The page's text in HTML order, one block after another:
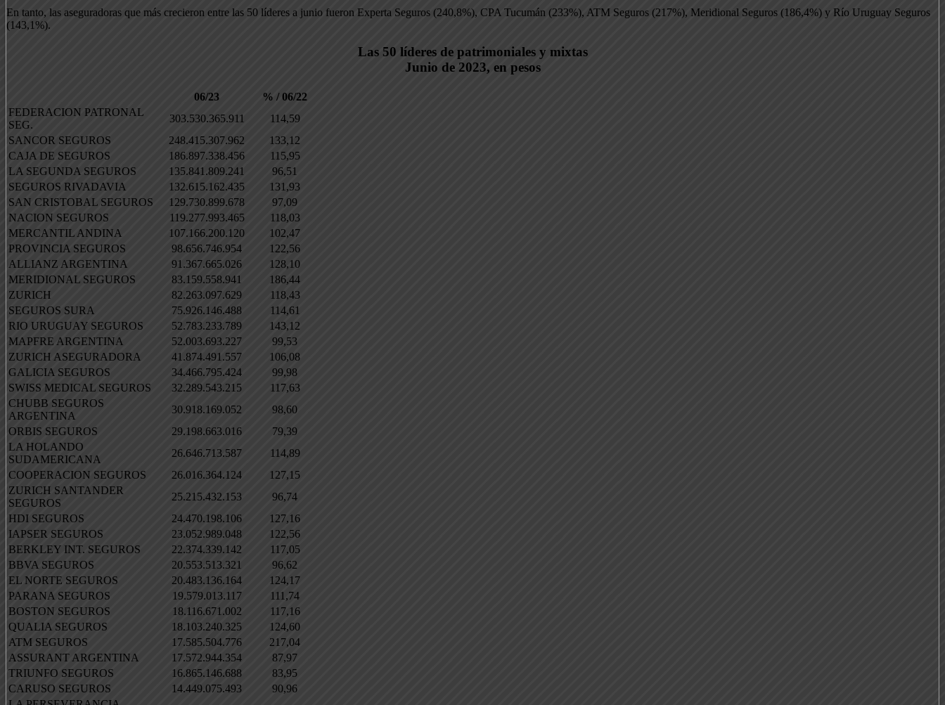
En tanto, las aseguradoras que más crecieron entre las 50 líderes a junio fueron Experta Seguros (240,8%), CPA Tucumán (233%), ATM Seguros (217%), Meridional Seguros (186,4%) y Río Uruguay Seguros
(143,1%).
Las 50 líderes de patrimoniales y mixtas
Junio de 2023, en pesos
06/23
% / 06/22
FEDERACION PATRONAL
SEG.
303.530.365.911
114,59
SANCOR SEGUROS
248.415.307.962
133,12
CAJA DE SEGUROS
186.897.338.456
115,95
LA SEGUNDA SEGUROS
135.841.809.241
96,51
SEGUROS RIVADAVIA
132.615.162.435
131,93
SAN CRISTOBAL SEGUROS
129.730.899.678
97,09
NACION SEGUROS
119.277.993.465
118,03
MERCANTIL ANDINA
107.166.200.120
102,47
PROVINCIA SEGUROS
98.656.746.954
122,56
ALLIANZ ARGENTINA
91.367.665.026
128,10
MERIDIONAL SEGUROS
83.159.558.941
186,44
ZURICH
82.263.097.629
118,43
SEGUROS SURA
75.926.146.488
114,61
RIO URUGUAY SEGUROS
52.783.233.789
143,12
MAPFRE ARGENTINA
52.003.693.227
99,53
ZURICH ASEGURADORA
41.874.491.557
106,08
GALICIA SEGUROS
34.466.795.424
99,98
SWISS MEDICAL SEGUROS
32.289.543.215
117,63
CHUBB SEGUROS
ARGENTINA
30.918.169.052
98,60
ORBIS SEGUROS
29.198.663.016
79,39
LA HOLANDO
SUDAMERICANA
26.646.713.587
114,89
COOPERACION SEGUROS
26.016.364.124
127,15
ZURICH SANTANDER
SEGUROS
25.215.432.153
96,74
HDI SEGUROS
24.470.198.106
127,16
IAPSER SEGUROS
23.052.989.048
122,56
BERKLEY INT. SEGUROS
22.374.339.142
117,05
BBVA SEGUROS
20.553.513.321
96,62
EL NORTE SEGUROS
20.483.136.164
124,17
PARANA SEGUROS
19.579.013.117
111,74
BOSTON SEGUROS
18.116.671.002
117,16
QUALIA SEGUROS
18.103.240.325
124,60
ATM SEGUROS
17.585.504.776
217,04
ASSURANT ARGENTINA
17.572.944.354
87,97
TRIUNFO SEGUROS
16.865.146.688
83,95
CARUSO SEGUROS
14.449.075.493
90,96